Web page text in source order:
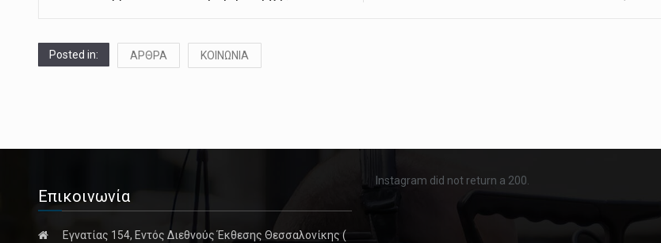
Posted in: ΑΡΘΡΑ ΚΟΙΝΩΝΙΑ
Επικοινωνία
Εγνατίας 154, Εντός Διεθνούς Έκθεσης Θεσσαλονίκης (
Instagram did not return a 200.